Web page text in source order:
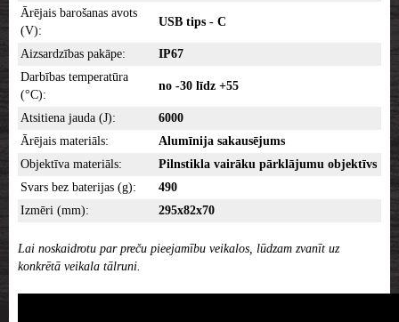
Ārējais barošanas avots
(V):
USB tips - C
Aizsardzības pakāpe:
IP67
Darbības temperatūra
(°C):
no -30 līdz +55
Atsitiena jauda (J):
6000
Ārējais materiāls:
Alumīnija sakausējums
Objektīva materiāls:
Pilnstikla vairāku pārklājumu objektīvs
Svars bez baterijas (g):
490
Izmēri (mm):
295x82x70
Lai noskaidrotu par preču pieejamību veikalos, lūdzam zvanīt uz
konkrētā veikala tālruni.